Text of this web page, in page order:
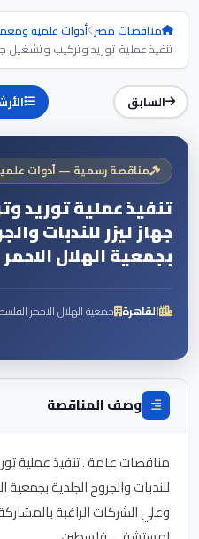
مناقصات مصر أدوات علمية
تنفيذ عملية توريد وتركيب وتشغيل
السابق
مناقصة رسمية — أدوات
تنفيذ عملية توريد
جهاز ليزر للندبات
بجمعية الهلال
القاهرة جمعية الهلال الاحمر
وصف المناقصة
مناقصات عامة . تنفيذ عملية
للندبات والجروح الجلدية
وعلي الشركات الراغبة